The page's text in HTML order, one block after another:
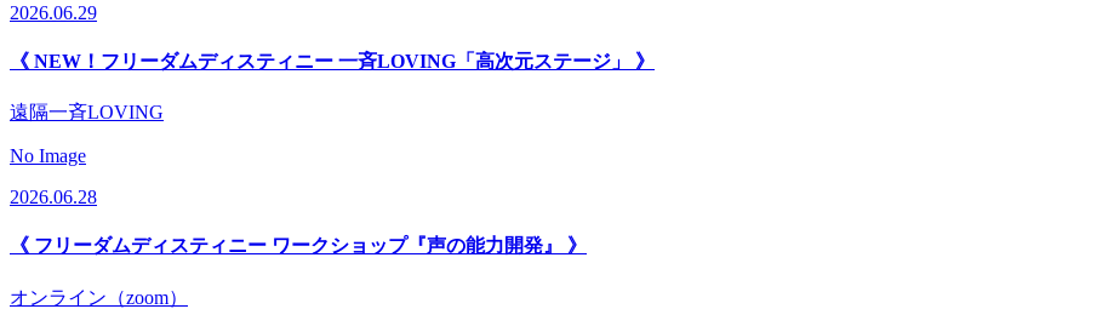
2026.06.29
《 NEW！フリーダムディスティニー 一斉LOVING「高次元ステージ」 》
遠隔一斉LOVING
No Image
2026.06.28
《 フリーダムディスティニー ワークショップ『声の能力開発』 》
オンライン（zoom）